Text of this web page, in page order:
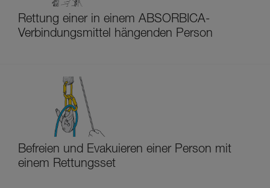
Rettung einer in einem ABSORBICA-
Verbindungsmittel hängenden Person
Befreien und Evakuieren einer Person mit
einem Rettungsset